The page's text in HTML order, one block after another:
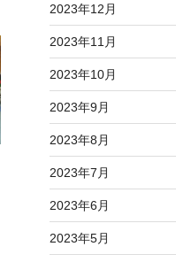
2023年12月
2023年11月
2023年10月
2023年9月
2023年8月
2023年7月
2023年6月
2023年5月